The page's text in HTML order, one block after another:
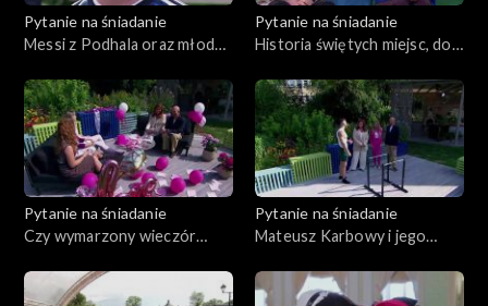
Pytanie na śniadanie
Messi z Podhala oraz młodzi
Mundialu
Pytanie na śniadanie
Historia świętych miejsc, do
Pytanie na śniadanie
Czy wymarzony wieczór
fortunę?
Pytanie na śniadanie
Mateusz Karbowy i jego